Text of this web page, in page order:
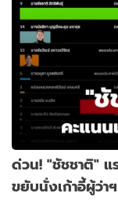
ด่วน! "ชัชชาติ" แ
ขยับนั่งเก้าอี้ผู้ว่